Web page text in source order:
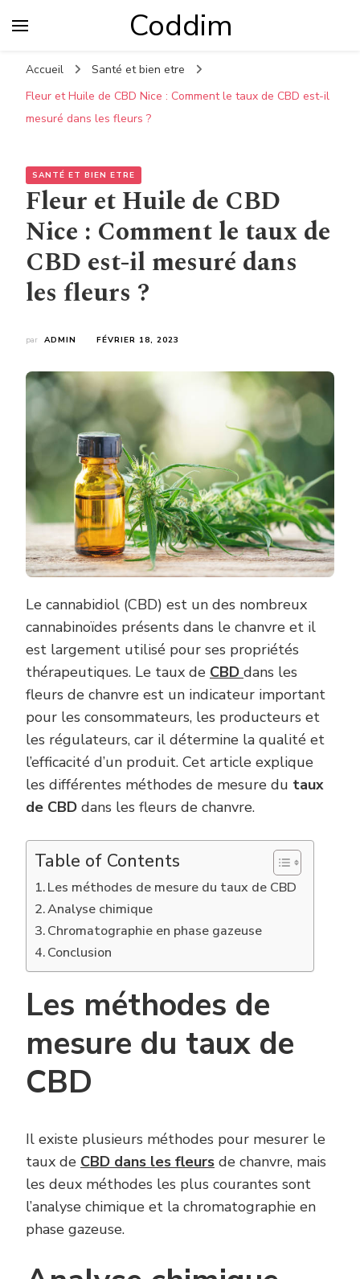
Coddim
Accueil
Santé et bien etre
Fleur et Huile de CBD Nice : Comment le taux de CBD est-il
mesuré dans les fleurs ?
SANTÉ ET BIEN ETRE
Fleur et Huile de CBD
Nice : Comment le taux de
CBD est-il mesuré dans
les fleurs ?
par ADMIN FÉVRIER 18, 2023
Le cannabidiol (CBD) est un des nombreux
cannabinoïdes présents dans le chanvre et il
est largement utilisé pour ses propriétés
thérapeutiques. Le taux de CBD dans les
fleurs de chanvre est un indicateur important
pour les consommateurs, les producteurs et
les régulateurs, car il détermine la qualité et
l’efficacité d’un produit. Cet article explique
les différentes méthodes de mesure du taux
de CBD dans les fleurs de chanvre.
Table of Contents
Les méthodes de mesure du taux de CBD
Analyse chimique
Chromatographie en phase gazeuse
Conclusion
Les méthodes de
mesure du taux de
CBD
Il existe plusieurs méthodes pour mesurer le
taux de CBD dans les fleurs de chanvre, mais
les deux méthodes les plus courantes sont
l’analyse chimique et la chromatographie en
phase gazeuse.